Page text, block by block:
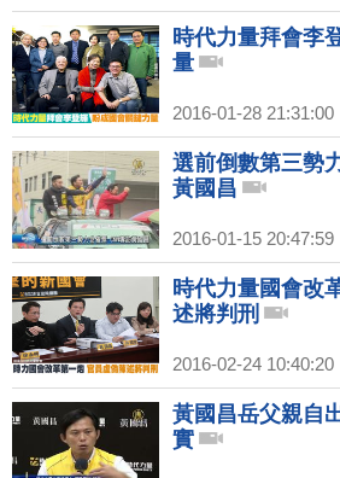
時代力量拜會李
量
2016-01-28 21:31:00
選前倒數第三勢
黃國昌
2016-01-15 20:47:59
時代力量國會改
述將判刑
2016-02-24 10:40:20
黃國昌岳父親自
實